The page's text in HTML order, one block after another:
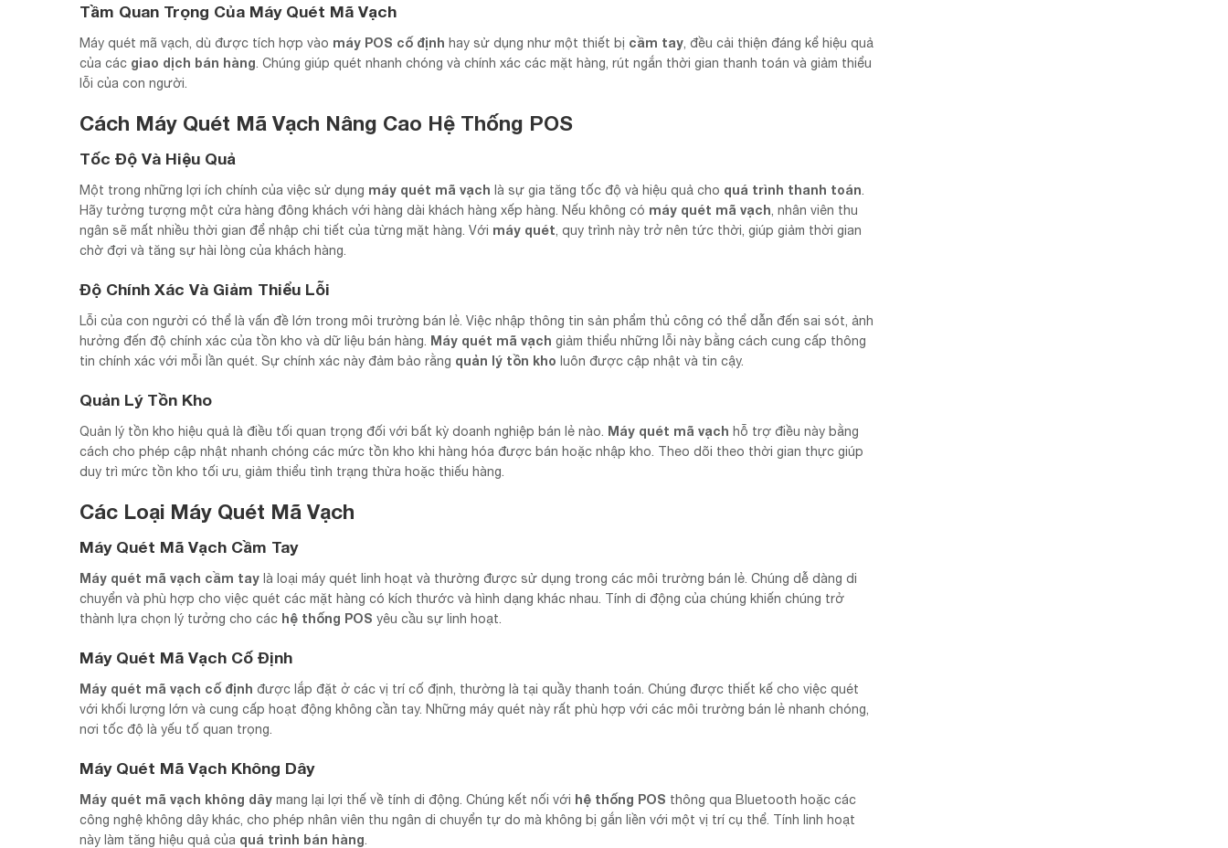
Tầm Quan Trọng Của Máy Quét Mã Vạch
Máy quét mã vạch, dù được tích hợp vào máy POS cố định hay sử dụng như một thiết bị cầm tay , đều cải thiện đáng kể hiệu quả
của các giao dịch bán hàng . Chúng giúp quét nhanh chóng và chính xác các mặt hàng, rút ngắn thời gian thanh toán và giảm thiểu
lỗi của con người.
Cách Máy Quét Mã Vạch Nâng Cao Hệ Thống POS
Tốc Độ Và Hiệu Quả
Một trong những lợi ích chính của việc sử dụng máy quét mã vạch là sự gia tăng tốc độ và hiệu quả cho quá trình thanh toán
Hãy tưởng tượng một cửa hàng đông khách với hàng dài khách hàng xếp hàng. Nếu không có máy quét mã vạch , nhân viên thu
ngân sẽ mất nhiều thời gian để nhập chi tiết của từng mặt hàng. Với máy quét , quy trình này trở nên tức thời, giúp giảm thời gian
chờ đợi và tăng sự hài lòng của khách hàng.
Độ Chính Xác Và Giảm Thiểu Lỗi
Lỗi của con người có thể là vấn đề lớn trong môi trường bán lẻ. Việc nhập thông tin sản phẩm thủ công có thể dẫn đến sai sót, ảnh
hưởng đến độ chính xác của tồn kho và dữ liệu bán hàng. Máy quét mã vạch giảm thiểu những lỗi này bằng cách cung cấp thông
tin chính xác với mỗi lần quét. Sự chính xác này đảm bảo rằng quản lý tồn kho luôn được cập nhật và tin cậy.
Quản Lý Tồn Kho
Quản lý tồn kho hiệu quả là điều tối quan trọng đối với bất kỳ doanh nghiệp bán lẻ nào. Máy quét mã vạch hỗ trợ điều này bằng
cách cho phép cập nhật nhanh chóng các mức tồn kho khi hàng hóa được bán hoặc nhập kho. Theo dõi theo thời gian thực giúp
duy trì mức tồn kho tối ưu, giảm thiểu tình trạng thừa hoặc thiếu hàng.
Các Loại Máy Quét Mã Vạch
Máy Quét Mã Vạch Cầm Tay
Máy quét mã vạch cầm tay là loại máy quét linh hoạt và thường được sử dụng trong các môi trường bán lẻ. Chúng dễ dàng di
chuyển và phù hợp cho việc quét các mặt hàng có kích thước và hình dạng khác nhau. Tính di động của chúng khiến chúng trở
thành lựa chọn lý tưởng cho các hệ thống POS yêu cầu sự linh hoạt.
Máy Quét Mã Vạch Cố Định
Máy quét mã vạch cố định được lắp đặt ở các vị trí cố định, thường là tại quầy thanh toán. Chúng được thiết kế cho việc quét
với khối lượng lớn và cung cấp hoạt động không cần tay. Những máy quét này rất phù hợp với các môi trường bán lẻ nhanh chóng,
nơi tốc độ là yếu tố quan trọng.
Máy Quét Mã Vạch Không Dây
Máy quét mã vạch không dây mang lại lợi thế về tính di động. Chúng kết nối với hệ thống POS thông qua Bluetooth hoặc các
công nghệ không dây khác, cho phép nhân viên thu ngân di chuyển tự do mà không bị gắn liền với một vị trí cụ thể. Tính linh hoạt
này làm tăng hiệu quả của quá trình bán hàng